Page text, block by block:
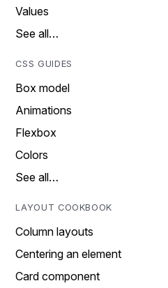
Values
See all…
CSS GUIDES
Box model
Animations
Flexbox
Colors
See all…
LAYOUT COOKBOOK
Column layouts
Centering an element
Card component